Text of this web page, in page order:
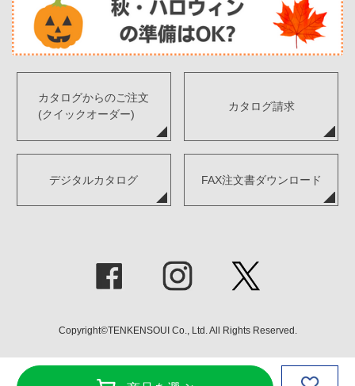
カタログからのご注文
(クイックオーダー)
カタログ請求
デジタルカタログ FAX注文書ダウンロード
Copyright©TENKENSOUI Co., Ltd. All Rights Reserved.